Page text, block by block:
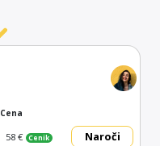
Cena
58 € Cenik Naroči